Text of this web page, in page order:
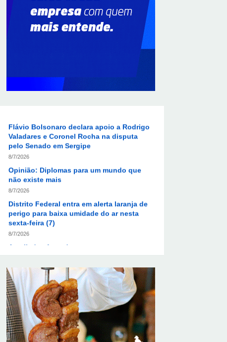
Bolsonaro anuncia apoio a Cristiane Britto
ABIMAQ promove workshop sobre contas
KRJ destaca conector KARP durante o 55º
Circuito Nacional do Setor Elétrico
8/7/2026
pelo Senado em Sergipe
8/7/2026
Opinião: Diplomas para um mundo que
não existe mais
8/7/2026
Distrito Federal entra em alerta laranja de
perigo para baixa umidade do ar nesta
sexta-feira (7)
8/7/2026
Ampliada oferta de tratamento menos
invasivo para obstruções nas artérias do
coração no Hospital de Base
Sala de Concerto, da Rádio MEC, celebra
Radamés Gnattali nesta sexta
8/7/2026
Indígenas Pirahã vão ter acesso a
consultas e exames em expedição do SUS
no Amazonas
8/7/2026